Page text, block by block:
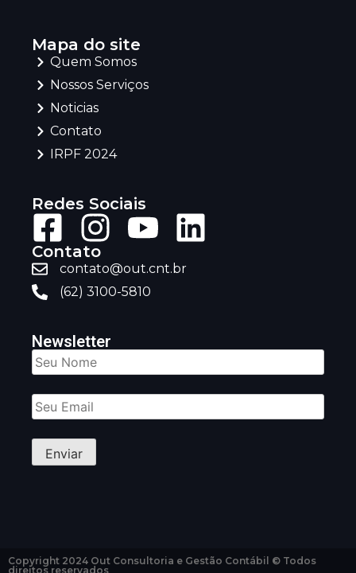
Mapa do site
Quem Somos
Nossos Serviços
Noticias
Contato
IRPF 2024
Redes Sociais
Contato
contato@out.cnt.br
(62) 3100-5810
Newsletter
Copyright 2024 Out Consultoria e Gestão Contábil © Todos
direitos reservados